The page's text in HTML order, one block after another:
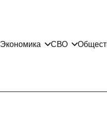
Экономика СВО